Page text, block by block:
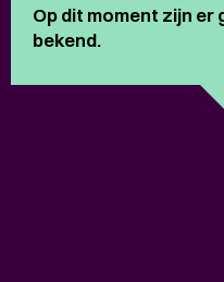
Op dit moment zijn
bekend.